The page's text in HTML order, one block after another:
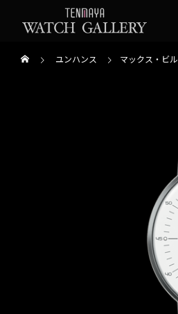
ユンハンス マックス・ビル